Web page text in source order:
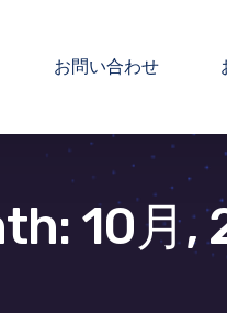
お問い合わせ
10月,